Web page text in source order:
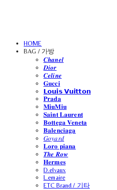
HOME
BAG / 가방
𝑪𝒉𝒂𝒏𝒆𝒍
𝑫𝒊𝒐𝒓
𝑪𝒆𝒍𝒊𝒏𝒆
𝐆𝐮𝐜𝐜𝐢
𝗟𝗼𝘂𝗶𝘀 𝗩𝘂𝗶𝘁𝘁𝗼𝗻
𝐏𝐫𝐚𝐝𝐚
𝐌𝐢𝐮𝐌𝐢𝐮
𝐒𝐚𝐢𝐧𝐭 𝐋𝐚𝐮𝐫𝐞𝐧𝐭
𝐁𝐨𝐭𝐭𝐞𝐠𝐚 𝐕𝐞𝐧𝐞𝐭𝐚
𝐁𝐚𝐥𝐞𝐧𝐜𝐢𝐚𝐠𝐚
𝐺𝑜𝑦𝑎𝑟𝑑
𝐋𝐨𝐫𝐨 𝐩𝐢𝐚𝐧𝐚
𝑻𝒉𝒆 𝑹𝒐𝒘
𝐇𝐞𝐫𝐦𝐞𝐬
D.elvaux
L.emaire
ETC Brand / 기타